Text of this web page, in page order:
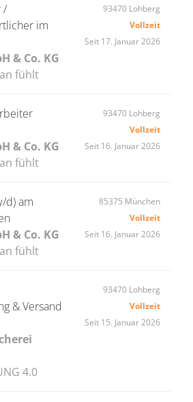
/
im
& Co. KG
fühlt
93470 Lohberg
Vollzeit
Seit 17. Januar 2026
& Co. KG
fühlt
93470 Lohberg
Vollzeit
Seit 16. Januar 2026
d) am
& Co. KG
fühlt
85375 München
Vollzeit
Seit 16. Januar 2026
& Versand
4.0
93470 Lohberg
Vollzeit
Seit 15. Januar 2026